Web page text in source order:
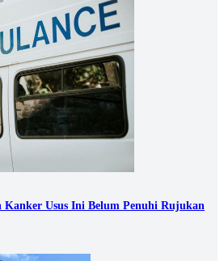
Kanker Usus Ini Belum Penuhi Rujukan